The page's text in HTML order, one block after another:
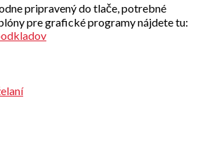
pripravený do tlače, potrebné
pre grafické programy nájdete tu: